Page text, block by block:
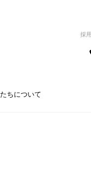
採
ちについて